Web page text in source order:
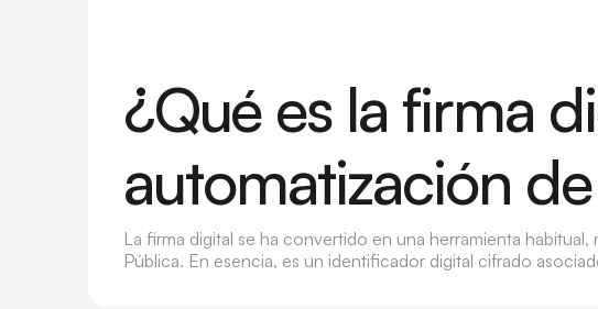
¿Qué es la firma
automatización
La firma digital se ha convertido en una herramienta
Pública. En esencia, es un identificador digital cifrado